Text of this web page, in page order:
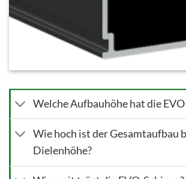
Welche Aufbauhöhe hat die EVO
Wie hoch ist der Gesamtaufbau
Dielenhöhe?